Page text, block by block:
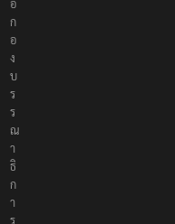
ด
ต่
อ
ก
อ
ง
บ
ร
ร
ณ
า
ธิ